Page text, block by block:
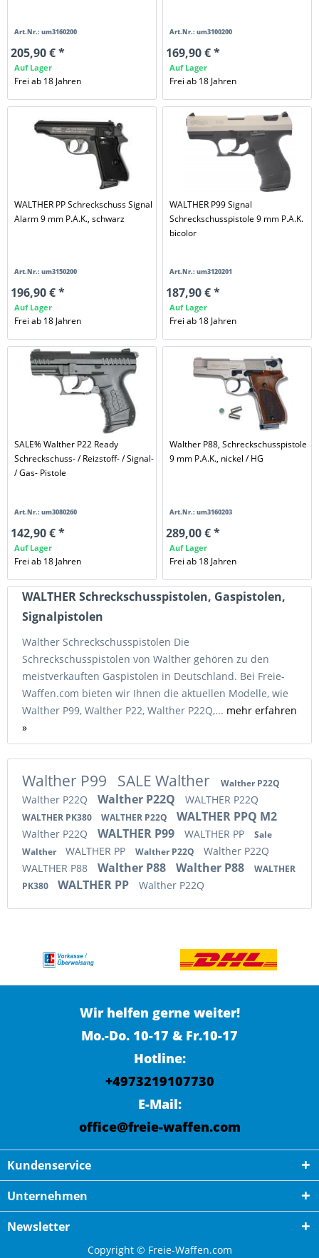
Art.Nr.: um3160200
205,90 € *
Auf Lager
Frei ab 18 Jahren
Art.Nr.: um3100200
169,90 € *
Auf Lager
Frei ab 18 Jahren
WALTHER PP Schreckschuss Signal
Alarm 9 mm P.A.K., schwarz
Art.Nr.: um3150200
196,90 € *
Auf Lager
Frei ab 18 Jahren
WALTHER P99 Signal
Schreckschusspistole 9 mm P.A.K.
bicolor
Art.Nr.: um3120201
187,90 € *
Auf Lager
Frei ab 18 Jahren
SALE% Walther P22 Ready
Schreckschuss- / Reizstoff- / Signal-
/ Gas- Pistole
Art.Nr.: um3080260
142,90 € *
Auf Lager
Frei ab 18 Jahren
Walther P88, Schreckschusspistole
9 mm P.A.K., nickel / HG
Art.Nr.: um3160203
289,00 € *
Auf Lager
Frei ab 18 Jahren
WALTHER Schreckschusspistolen, Gaspistolen,
Signalpistolen
Walther Schreckschusspistolen Die
Schreckschusspistolen von Walther gehören zu den
meistverkauften Gaspistolen in Deutschland. Bei Freie-
Waffen.com bieten wir Ihnen die aktuellen Modelle, wie
Walther P99, Walther P22, Walther P22Q,... mehr erfahren
»
Walther P99 SALE Walther Walther P22Q
Walther P22Q Walther P22Q WALTHER P22Q
WALTHER PK380 WALTHER P22Q WALTHER PPQ M2
Walther P22Q WALTHER P99 WALTHER PP
Sale
Walther
WALTHER PP Walther P22Q
Walther P22Q
WALTHER P88
Walther P88 Walther P88
WALTHER
PK380
WALTHER PP Walther P22Q
Wir helfen gerne weiter!
Mo.-Do. 10-17 & Fr.10-17
Hotline:
+4973219107730
E-Mail:
office@freie-waffen.com
Kundenservice
Unternehmen
Newsletter
Copyright © Freie-Waffen.com